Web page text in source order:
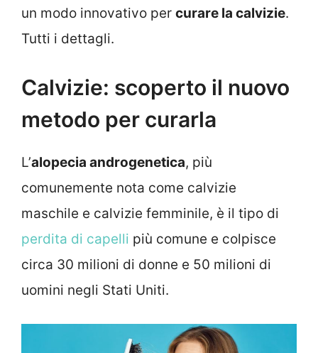
un modo innovativo per curare la calvizie.
Tutti i dettagli.
Calvizie: scoperto il nuovo
metodo per curarla
L’alopecia androgenetica, più
comunemente nota come calvizie
maschile e calvizie femminile, è il tipo di
perdita di capelli più comune e colpisce
circa 30 milioni di donne e 50 milioni di
uomini negli Stati Uniti.